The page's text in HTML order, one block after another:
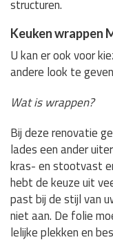
structuren.
Keuken wrappen
U kan er ook voor
andere look te
Wat is wrappen?
Bij deze renovatie
lades een ander
kras- en stootvast
hebt de keuze uit
past bij de stijl van
niet aan. De folie
lelijke plekken en